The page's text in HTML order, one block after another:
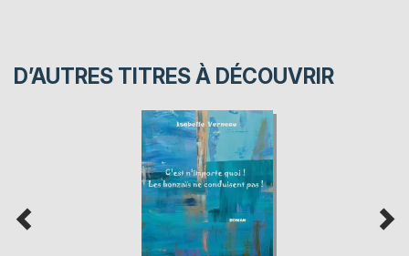
D’AUTRES TITRES À DÉCOUVRIR